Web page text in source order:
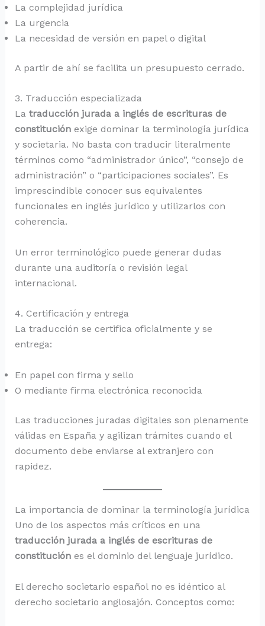
La complejidad jurídica
La urgencia
La necesidad de versión en papel o digital
A partir de ahí se facilita un presupuesto cerrado.
3. Traducción especializada
La traducción jurada a inglés de escrituras de
constituciónexige dominar la terminología jurídica
y societaria. No basta con traducir literalmente
términos como “administrador único”, “consejo de
administración” o “participaciones sociales”. Es
imprescindible conocer sus equivalentes
funcionales en inglés jurídico y utilizarlos con
coherencia.
Un error terminológico puede generar dudas
durante una auditoría o revisión legal
internacional.
4. Certificación y entrega
La traducción se certifica oficialmente y se
entrega:
En papel con firma y sello
O mediante firma electrónica reconocida
Las traducciones juradas digitales son plenamente
válidas en España y agilizan trámites cuando el
documento debe enviarse al extranjero con
rapidez.
La importancia de dominar la terminología jurídica
Uno de los aspectos más críticos en una
traducción jurada a inglés de escrituras de
constituciónes el dominio del lenguaje jurídico.
El derecho societario español no es idéntico al
derecho societario anglosajón. Conceptos como: